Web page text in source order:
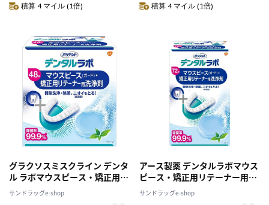
積算 4 マイル (1倍) 積算 4 マイル (1倍)
グラクソスミスクライン デンタ
ル ラボマウスピース・矯正用リ
テーナー用洗浄剤 48錠
サンドラッグe-shop
アース製薬 デンタルラボマウス
ピース・矯正用リテーナー用洗
浄剤 72錠
サンドラッグe-shop